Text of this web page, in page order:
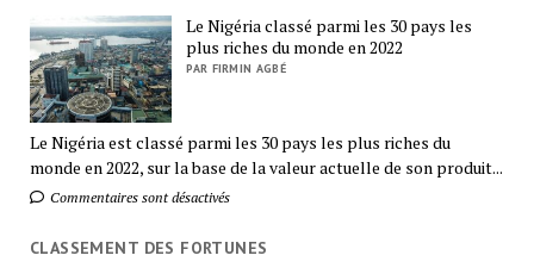
Le Nigéria classé parmi les 30 pays les
plus riches du monde en 2022
PAR FIRMIN AGBÉ
Le Nigéria est classé parmi les 30 pays les plus riches du
monde en 2022, sur la base de la valeur actuelle de son produit...
Commentaires sont désactivés
CLASSEMENT DES FORTUNES